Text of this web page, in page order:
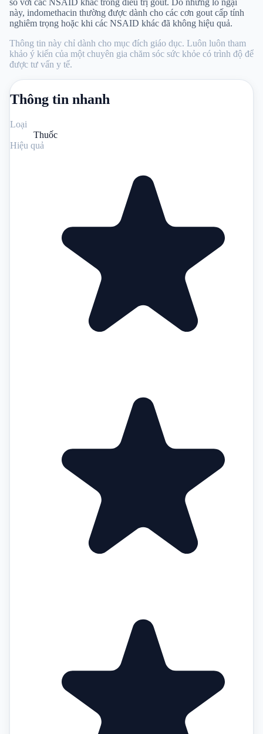
này, indomethacin thường được dành cho các cơn gout cấp tính
nghiêm trọng hoặc khi các NSAID khác đã không hiệu quả.
Thông tin này chỉ dành cho mục đích giáo dục. Luôn luôn tham
khảo ý kiến ​​​​của một chuyên gia chăm sóc sức khỏe có trình độ để
được tư vấn y tế.
Thông tin nhanh
Loại
Thuốc
Hiệu quả